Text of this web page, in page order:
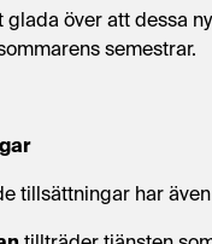
glada över att dessa
semestrar.
tillsättningar har